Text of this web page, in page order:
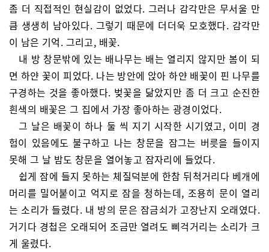
좀 더 직접적인 현실감이 없었다. 그러나 감각만은 무서울 만
큼 생생히 남아있다. 그렇기 때문에 더더욱 모호했다. 감각만
이 남은 기억. 그리고, 배꽃.
내 방 창문밖에 있는 배나무는 배는 열리지 않지만 봄이 되
면 하얀 꽃이 피었다. 나는 방안에 앉아 하얀 배꽃이 핀 나무를
구경하는 것을 좋아했다. 벚꽃을 닮았지만 좀 더 크고 순진한
흰색의 배꽃은 그 집에서 가장 좋아하는 광경이었다.
그 날은 배꽃이 하나 둘 씩 지기 시작한 시기였고, 이미 경
험이 있음에도 불구하고 나는 창문을 잠그는 버릇을 들이지
못해 그 날 밤도 창문을 열어놓고 잠자리에 들었다.
쉽게 잠에 들지 못하는 체질덕분에 한참 뒤척거리다 베개에
머리를 밀어붙이고 억지로 잠을 청하는데, 조용히 문이 열리
는 소리가 들렸다. 내 방의 문은 잠금쇠가 고장난지 오래였다.
거기다 경첩은 오래되어 조금만 열려도 삐걱거리는 소리가 크
게 울렸다.